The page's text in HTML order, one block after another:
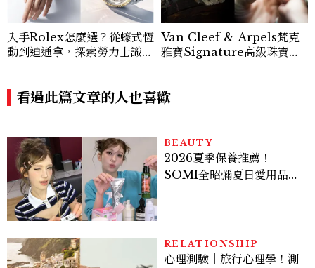
入手Rolex怎麼選？從蠔式恆
動到迪通拿，探索勞力士識別
Van Cleef & Arpels梵克
雅寶Signature高級珠寶臻
件璀璨之作，共展世家百年工
看過此篇文章的人也喜歡
BEAUTY
2026夏季保養推薦！
SOMI全昭彌夏日愛用品公
RELATIONSHIP
心理測驗｜旅行心理學！測